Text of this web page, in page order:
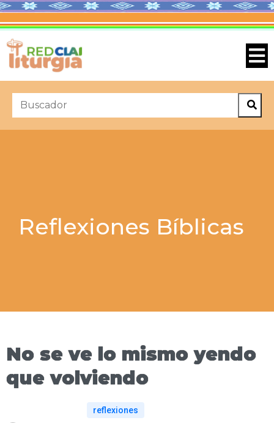
Reflexiones Bíblicas
No se ve lo mismo yendo
que volviendo
reflexiones